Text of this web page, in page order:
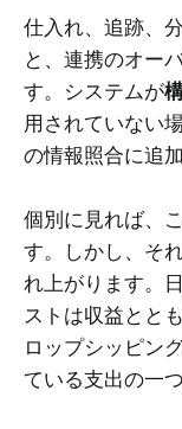
仕入れ、追跡、
と、連携のオー
す。システムが
用されていない
の情報照合に追
個別に見れば、
す。しかし、そ
れ上がります。
ストは収益とと
ロップシッピン
ている支出の一